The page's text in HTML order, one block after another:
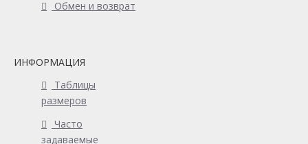
Обмен и возврат
ИНФОРМАЦИЯ
Таблицы
размеров
Часто
задаваемые